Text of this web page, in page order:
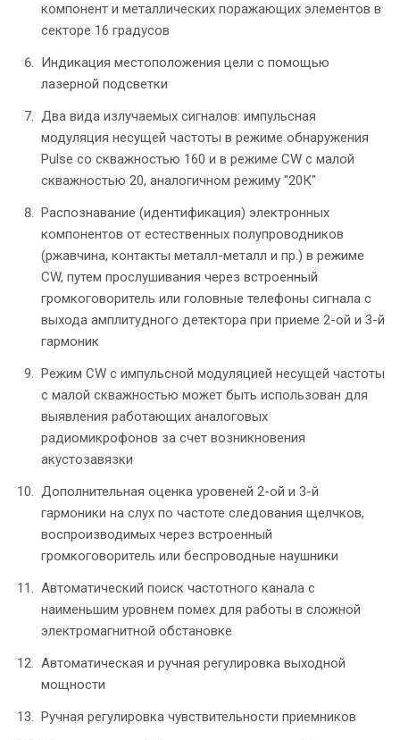
компонент и металлических поражающих элементов в
секторе 16 градусов
Индикация местоположения цели с помощью
лазерной подсветки
Два вида излучаемых сигналов: импульсная
модуляция несущей частоты в режиме обнаружения
Pulse со скважностью 160 и в режиме CW с малой
скважностью 20, аналогичном режиму "20К"
Распознавание (идентификация) электронных
компонентов от естественных полупроводников
(ржавчина, контакты металл-металл и пр.) в режиме
CW, путем прослушивания через встроенный
громкоговоритель или головные телефоны сигнала с
выхода амплитудного детектора при приеме 2-ой и 3-й
гармоник
Режим CW c импульсной модуляцией несущей частоты
с малой скважностью может быть использован для
выявления работающих аналоговых
радиомикрофонов за счет возникновения
акустозавязки
Дополнительная оценка уровеней 2-ой и 3-й
гармоники на слух по частоте следования щелчков,
воспроизводимых через встроенный
громкоговоритель или беспроводные наушники
Автоматический поиск частотного канала с
наименьшим уровнем помех для работы в сложной
электромагнитной обстановке
Автоматическая и ручная регулировка выходной
мощности
Ручная регулировка чувствительности приемников